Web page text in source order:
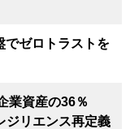
でゼロトラストを
業資産の36％
ジリエンス再定義